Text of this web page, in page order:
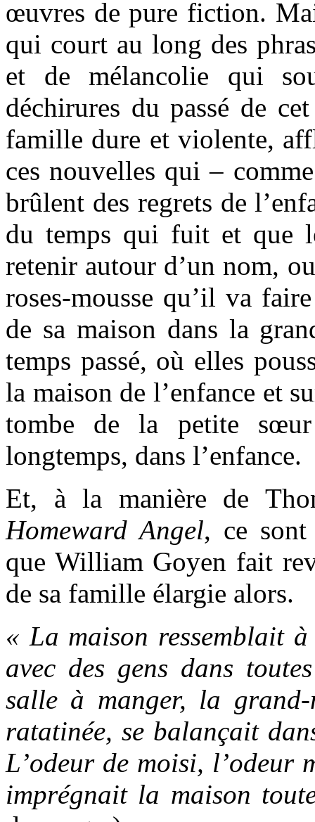
œuvres de pure fiction.
qui court au long des
et de mélancolie qui
déchirures du passé de
famille dure et violente,
ces nouvelles qui –
brûlent des regrets de
du temps qui fuit et que
retenir autour d’un nom,
roses-mousse qu’il va
de sa maison dans la
temps passé, où elles
la maison de l’enfance et
tombe de la petite
longtemps, dans l’enfance.
Et, à la manière de
Homeward Angel, ce sont
que William Goyen fait
de sa famille élargie alors.
« La maison ressemblait
avec des gens dans
salle à manger, la grand-
ratatinée, se balançait
L’odeur de moisi, l’odeur
imprégnait la maison